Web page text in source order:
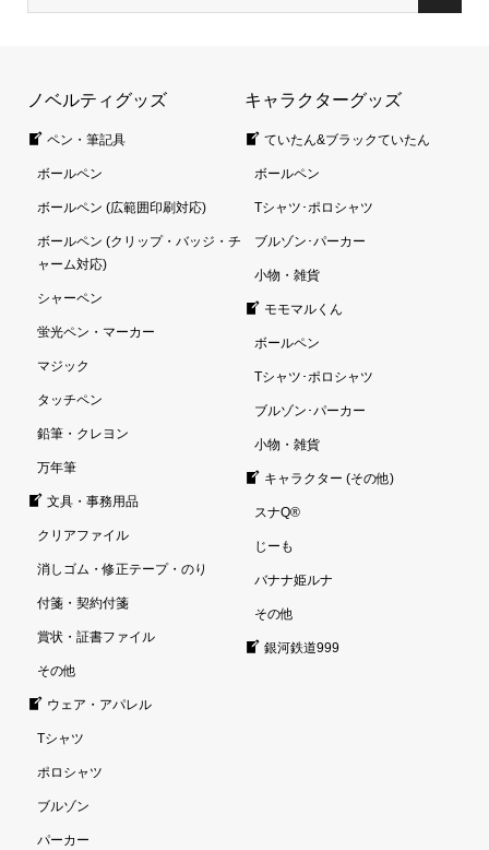
ノベルティグッズ
ペン・筆記具
ボールペン
ボールペン (広範囲印刷対応)
ボールペン (クリップ・バッジ・チ
ャーム対応)
シャーペン
蛍光ペン・マーカー
マジック
タッチペン
鉛筆・クレヨン
万年筆
文具・事務用品
クリアファイル
消しゴム・修正テープ・のり
付箋・契約付箋
賞状・証書ファイル
その他
ウェア・アパレル
Tシャツ
ポロシャツ
ブルゾン
パーカー
キャラクターグッズ
ていたん&ブラックていたん
ボールペン
Tシャツ･ポロシャツ
ブルゾン･パーカー
小物・雑貨
モモマルくん
ボールペン
Tシャツ･ポロシャツ
ブルゾン･パーカー
小物・雑貨
キャラクター (その他)
スナQ®
じーも
バナナ姫ルナ
その他
銀河鉄道999